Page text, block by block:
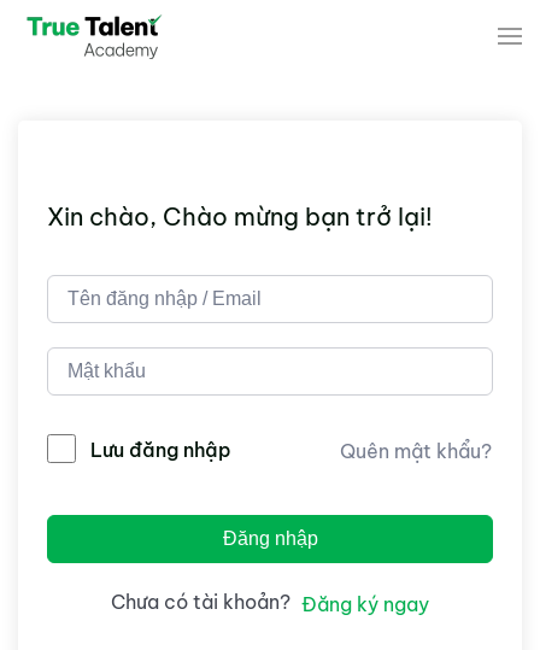
Xin chào, Chào mừng bạn trở lại!
Lưu đăng nhập Quên mật khẩu?
Đăng nhập
Chưa có tài khoản? Đăng ký ngay